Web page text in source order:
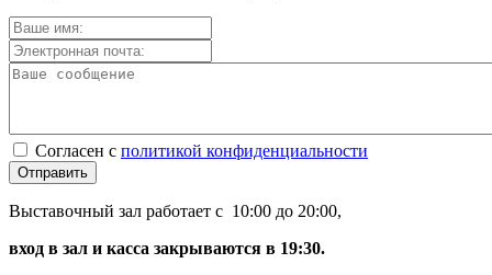
Согласен с политикой конфиденциальности
Отправить
Выставочный зал работает с 10:00 до 20:00,
вход в зал и касса закрываются в 19:30.